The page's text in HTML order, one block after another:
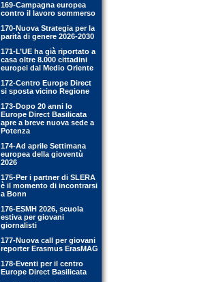
169-Campagna europea
contro il lavoro sommerso
170-Nuova Strategia per la
parità di genere 2026-2030
171-L’UE ha già riportato a
casa oltre 8.000 cittadini
europei dal Medio Oriente
172-Centro Europe Direct
si sposta vicino Regione
173-Dopo 20 anni lo
Europe Direct Basilicata
apre a breve nuova sede a
Potenza
174-Ad aprile Settimana
europea della gioventù
2026
175-Per i partner di SLERA
è il momento di incontrarsi
a Bonn
176-ESMH 2026, scuola
estiva per giovani
giornalisti
177-Nuova call per giovani
reporter Erasmus ErasMAG
178-Eventi per il centro
Europe Direct Basilicata